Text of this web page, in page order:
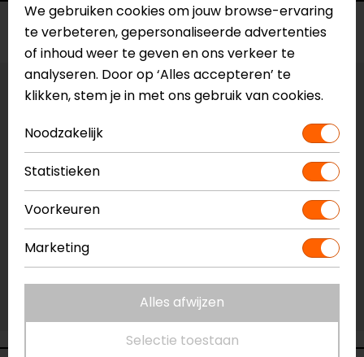
Voorraad
Vestiging Apeldoorn
Vestiging Breda
Niet op voorraad
Vestiging Capelle a/d IJssel
Niet op voorraad
Vestiging Eindhoven
Niet op voorraad
Vestiging Vianen
We gebruiken cookies om jouw browse-ervaring
te verbeteren, gepersonaliseerde advertenties
of inhoud weer te geven en ons verkeer te
analyseren. Door op ‘Alles accepteren’ te
klikken, stem je in met ons gebruik van cookies.
Noodzakelijk
Statistieken
Voorkeuren
Marketing
Alles afwijzen
Selectie toestaan